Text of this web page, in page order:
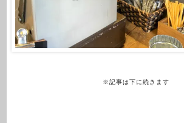
※記事は下に続きます